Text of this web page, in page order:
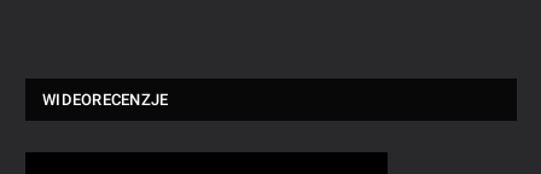
WIDEORECENZJE